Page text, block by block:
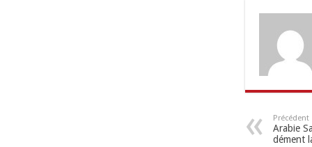
Précédent
Arabie
dément